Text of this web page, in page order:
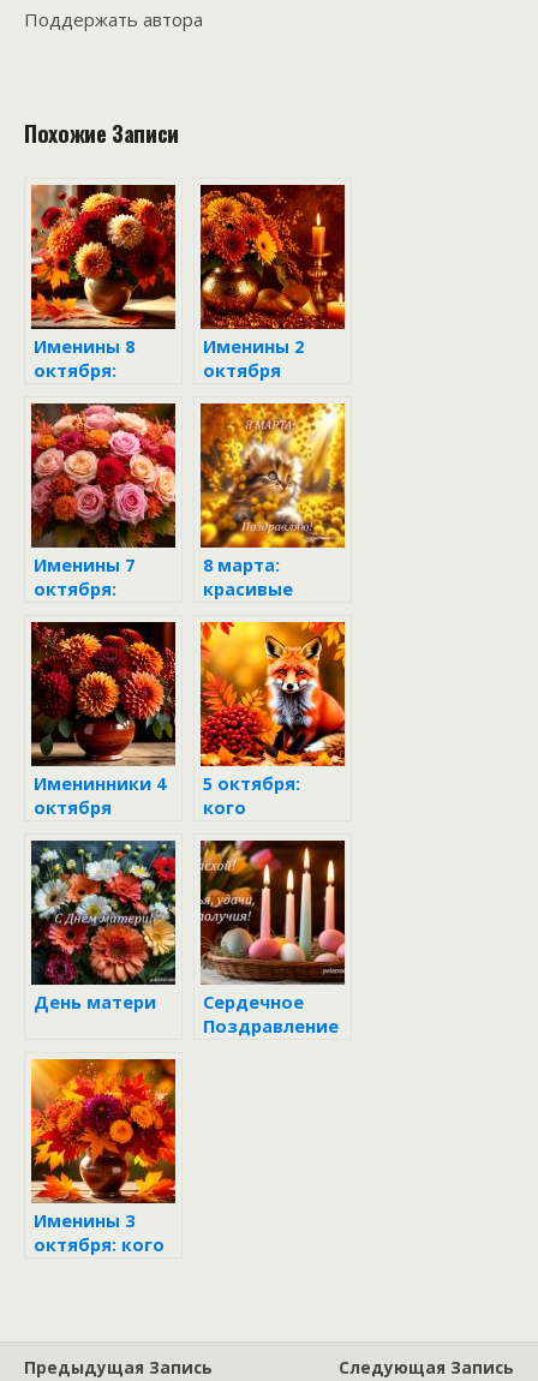
Поддержать автора
Похожие Записи
Именины 8
октября:
а имён и
поздравления
Именины 2
октября
Именины 7
октября:
и тёплые
поздравления
8 марта:
красивые
и открытки
Именинники 4
октября
5 октября:
кого
именинами?
День матери
Сердечное
Поздравление
Именины 3
октября: кого
Предыдущая Запись
Следующая Запись